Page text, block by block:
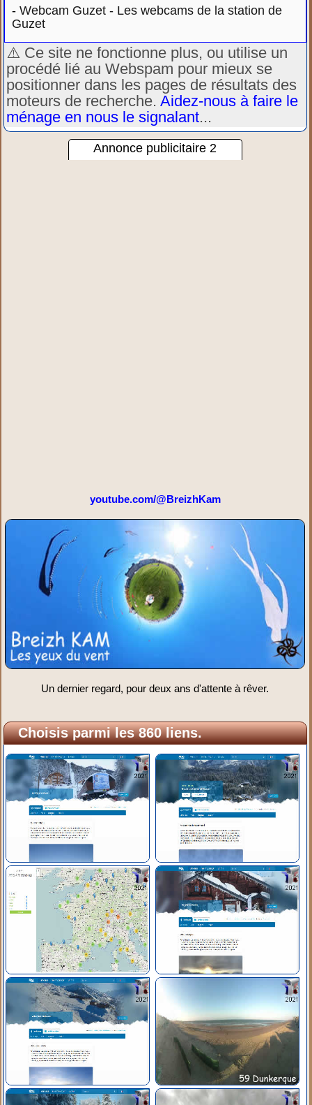
-Webcam Guzet - Les webcams de la station de
Guzet
⚠️ Ce site ne fonctionne plus, ou utilise un
procédé lié au Webspam pour mieux se
positionner dans les pages de résultats des
moteurs de recherche.Aidez-nous à faire le
ménage en nous le signalant...
Annonce publicitaire 2
youtube.com/@BreizhKam
Un dernier regard, pour deux ans d'attente à rêver.
Choisis parmi les 860 liens.